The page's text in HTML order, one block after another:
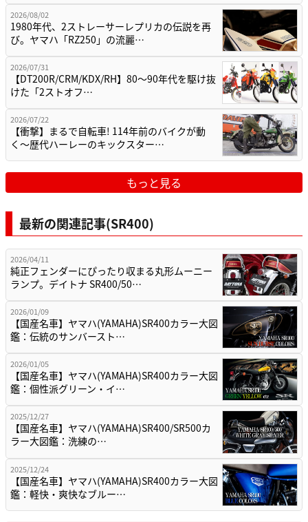
2026/08/02
1980年代、2ストレーサーレプリカの伝説を再
び。ヤマハ「RZ250」の流麗…
2026/07/31
【DT200R/CRM/KDX/RH】80〜90年代を駆け抜
けた「2ストオフ…
2026/07/22
【衝撃】まるで自転車! 114年前のバイクが動
く〜歴代ハーレーのキックスター…
もっと見る
最新の関連記事(SR400)
2026/04/11
純正フェンダーにぴったり収まる丸形ムーニー
ランプ。デイトナ SR400/50…
2026/01/09
【国産名車】ヤマハ(YAMAHA)SR400カラー大図
鑑：伝統のサンバースト…
2026/01/05
【国産名車】ヤマハ(YAMAHA)SR400カラー大図
鑑：個性派グリーン・イ…
2025/12/27
【国産名車】ヤマハ(YAMAHA)SR400/SR500カ
ラー大図鑑：洗練の…
2025/12/24
【国産名車】ヤマハ(YAMAHA)SR400カラー大図
鑑：軽快・爽快なブルー…